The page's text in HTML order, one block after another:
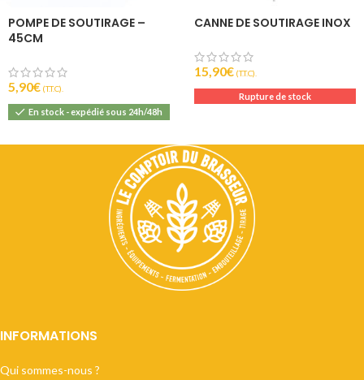
POMPE DE SOUTIRAGE –
45CM
5,90€ (T.T.C).
En stock - expédié sous 24h/48h
CANNE DE SOUTIRAGE INOX
15,90€ (T.T.C).
Rupture de stock
INFORMATIONS
Qui sommes-nous ?